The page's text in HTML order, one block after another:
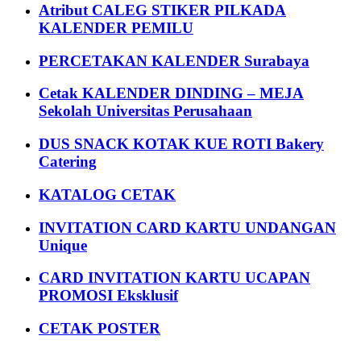
Atribut CALEG STIKER PILKADA
KALENDER PEMILU
PERCETAKAN KALENDER Surabaya
Cetak KALENDER DINDING – MEJA
Sekolah Universitas Perusahaan
DUS SNACK KOTAK KUE ROTI Bakery
Catering
KATALOG CETAK
INVITATION CARD KARTU UNDANGAN
Unique
CARD INVITATION KARTU UCAPAN
PROMOSI Eksklusif
CETAK POSTER